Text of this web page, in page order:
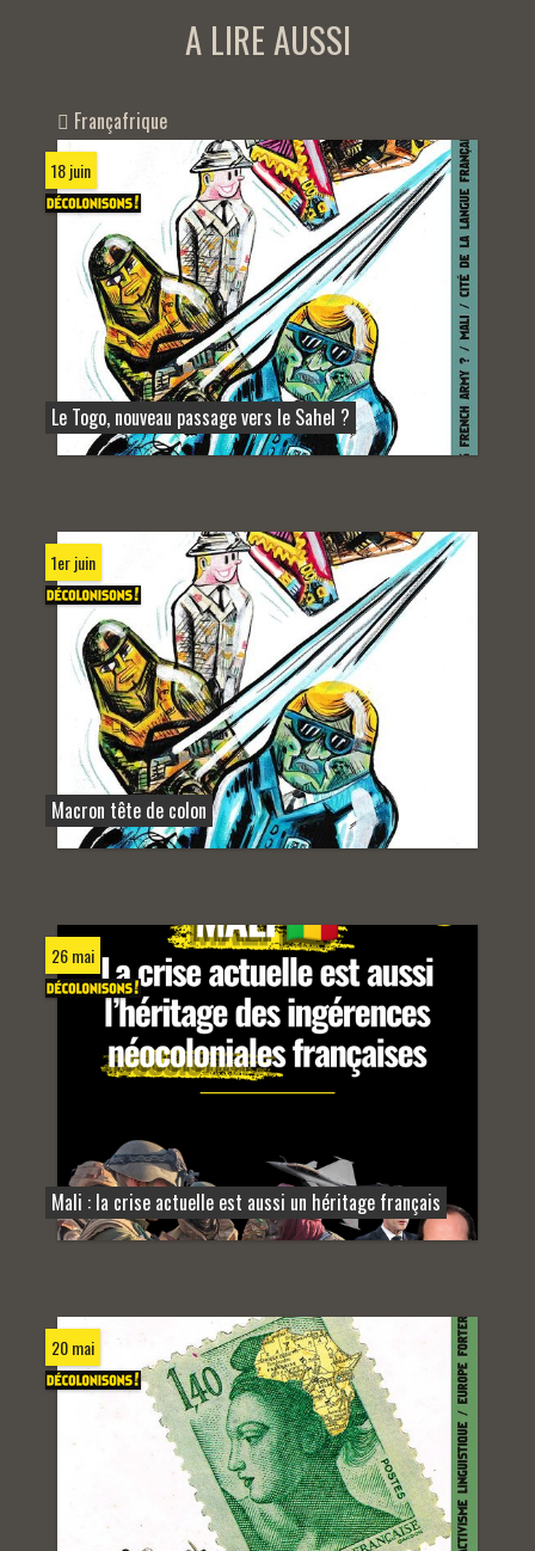
A LIRE AUSSI
Françafrique
18 juin
Le Togo, nouveau passage vers le Sahel ?
1er juin
Macron tête de colon
26 mai
Mali : la crise actuelle est aussi un héritage français
20 mai